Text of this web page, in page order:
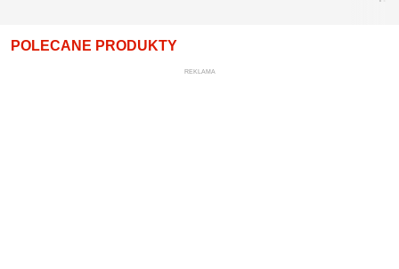
POLECANE PRODUKTY
REKLAMA